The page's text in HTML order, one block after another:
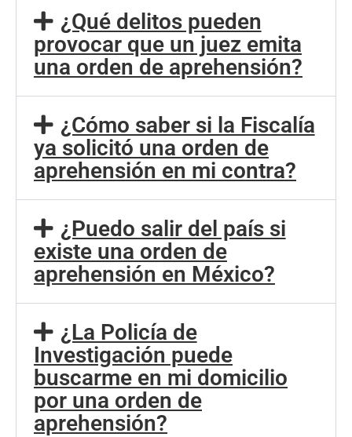
¿Qué delitos pueden
provocar que un juez emita
una orden de aprehensión?
¿Cómo saber si la Fiscalía
ya solicitó una orden de
aprehensión en mi contra?
¿Puedo salir del país si
existe una orden de
aprehensión en México?
¿La Policía de
Investigación puede
buscarme en mi domicilio
por una orden de
aprehensión?